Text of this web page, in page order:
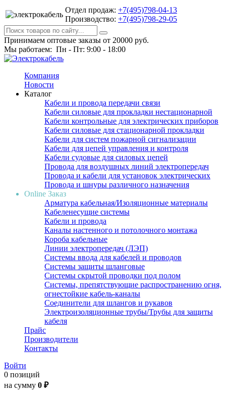
Отдел продаж: +7(495)798-04-13
Производство: +7(495)798-29-05
Принимаем оптовые заказы от 20000 руб.
Мы работаем: Пн - Пт: 9:00 - 18:00
Компания
Новости
Каталог
Кабели и провода передачи связи
Кабели силовые для прокладки нестационарной
Кабели контрольные для электрических приборов
Кабели силовые для стационарной прокладки
Кабели для систем пожарной сигнализации
Кабели для цепей управления и контроля
Кабели судовые для силовых цепей
Провода для воздушных линий электропередач
Провода и кабели для установок электрических
Провода и шнуры различного назначения
Online Заказ
Арматура кабельная/Изоляционные материалы
Кабеленесущие системы
Кабели и провода
Каналы настенного и потолочного монтажа
Короба кабельные
Линии электропередач (ЛЭП)
Системы ввода для кабелей и проводов
Системы защиты шланговые
Системы скрытой проводки под полом
Системы, препятствующие распространению огня,
огнестойкие кабель-каналы
Соединители для шлангов и рукавов
Электроизоляционные трубы/Трубы для защиты
кабеля
Прайс
Производители
Контакты
Войти
0 позиций
на сумму 0 ₽